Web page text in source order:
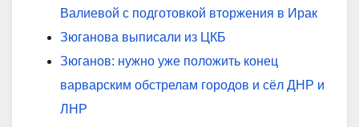
Валиевой с подготовкой вторжения в Ирак
Зюганова выписали из ЦКБ
Зюганов: нужно уже положить конец
варварским обстрелам городов и сёл ДНР и
ЛНР